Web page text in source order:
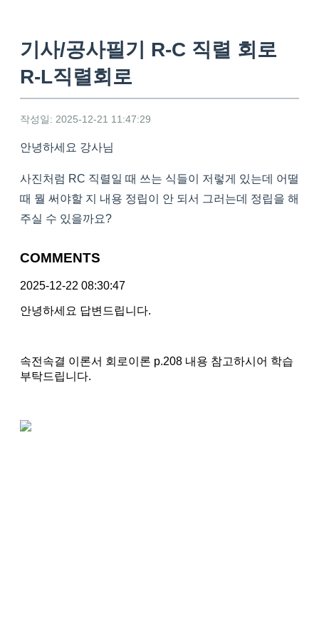
기사/공사필기 R-C 직렬 회로
R-L직렬회로
작성일: 2025-12-21 11:47:29
안녕하세요 강사님
사진처럼 RC 직렬일 때 쓰는 식들이 저렇게 있는데 어떨
때 뭘 써야할 지 내용 정립이 안 되서 그러는데 정립을 해
주실 수 있을까요?
COMMENTS
2025-12-22 08:30:47
안녕하세요 답변드립니다.
속전속결 이론서 회로이론 p.208 내용 참고하시어 학습
부탁드립니다.